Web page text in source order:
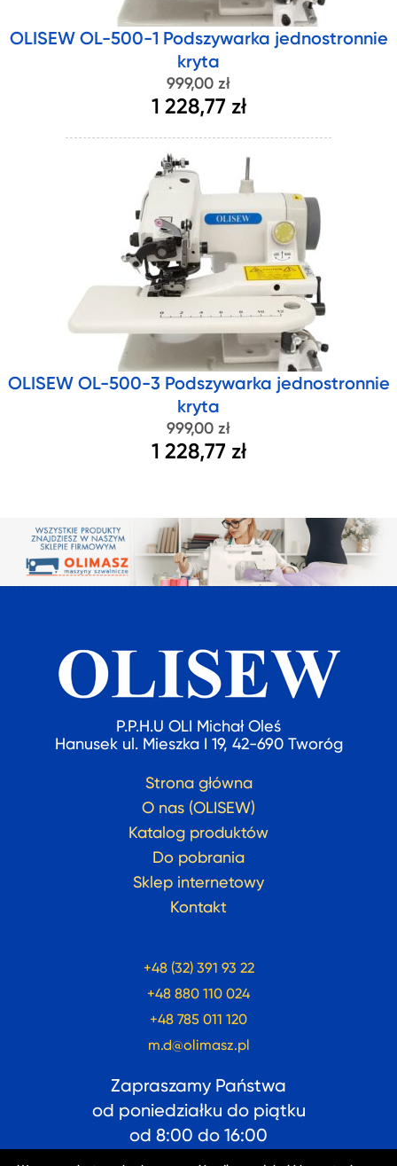
OLISEW OL-500-1 Podszywarka jednostronnie
kryta
999,00 zł
1 228,77 zł
OLISEW OL-500-3 Podszywarka jednostronnie
kryta
999,00 zł
1 228,77 zł
P.P.H.U OLI Michał Oleś
Hanusek ul. Mieszka I 19, 42-690 Tworóg
Strona główna
O nas (OLISEW)
Katalog produktów
Do pobrania
Sklep internetowy
Kontakt
+48 (32) 391 93 22
+48 880 110 024
+48 785 011 120
m.d@olimasz.pl
Zapraszamy Państwa
od poniedziałku do piątku
od 8:00 do 16:00